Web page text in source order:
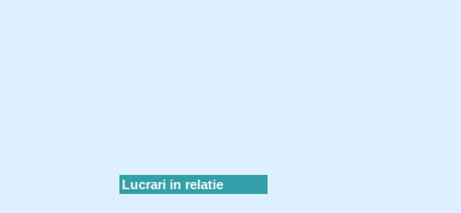
Lucrari in relatie